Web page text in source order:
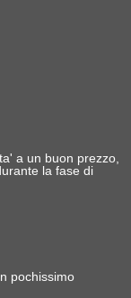
a un buon prezzo,
la fase di
pochissimo